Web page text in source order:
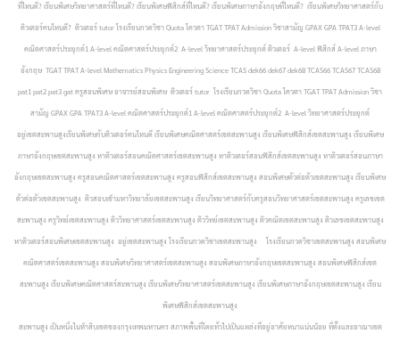
ที่ไหนดี? เรียนพิเศษวิทยาศาสตร์ที่ไหนดี? เรียนพิเศษฟิสิกส์ที่ไหนดี? เรียนพิเศษภาษาอังกฤษที่ไหนดี? เรียนพิเศษวิทยาศาสตร์กับ
ติวเตอร์คนไหนดี? ติวเตอร์ tutor โรงเรียนกวดวิชา Quota โควตา TGAT TPAT Admission วิชาสามัญ GPAX GPA TPAT3 A-level
คณิตศาสตร์ประยุกต์1 A-level คณิตศาสตร์ประยุกต์2 A-level วิทยาศาสตร์ประยุกต์ ติวเตอร์ A-level ฟิสิกส์ A-level ภาษา
อังกฤษ TGAT TPAT A-level Mathematics Physics Engineering Science TCAS dek66 dek67 dek68 TCAS66 TCAS67 TCAS68
pat1 pat2 pat3 gat ครูสอนพิเศษ อาจารย์สอนพิเศษ ติวเตอร์ tutor โรงเรียนกวดวิชา Quota โควตา TGAT TPAT Admission วิชา
สามัญ GPAX GPA TPAT3 A-level คณิตศาสตร์ประยุกต์1 A-level คณิตศาสตร์ประยุกต์2 A-level วิทยาศาสตร์ประยุกต์
อยู่เขตสะพานสูงเรียนพิเศษกับติวเตอร์คนไหนดี เรียนพิเศษคณิตศาสตร์เขตสะพานสูง เรียนพิเศษฟิสิกส์เขตสะพานสูง เรียนพิเศษ
ภาษาอังกฤษเขตสะพานสูง หาติวเตอร์สอนคณิตศาสตร์เขตสะพานสูง หาติวเตอร์สอนฟิสิกส์เขตสะพานสูง หาติวเตอร์สอนภาษา
อังกฤษเขตสะพานสูง ครูสอนคณิตศาสตร์เขตสะพานสูง ครูสอนฟิสิกส์เขตสะพานสูง สอนพิเศษตัวต่อตัวเขตสะพานสูง เรียนพิเศษ
ตัวต่อตัวเขตสะพานสูง ติวสอบเข้ามหาวิทยาลัยเขตสะพานสูง เรียนวิทยาศาสตร์กับครูสอนวิทยาศาสตร์เขตสะพานสูง ครูเลขเขต
สะพานสูง ครูวิทย์เขตสะพานสูง ติววิทยาศาสตร์เขตสะพานสูง ติววิทย์เขตสะพานสูง ติวคณิตเขตสะพานสูง ติวเลขเขตสะพานสูง
หาติวเตอร์สอนพิเศษเขตสะพานสูง อยู่เขตสะพานสูง โรงเรียนกวดวิชาเขตสะพานสูง โรงเรียนกวดวิชาเขตสะพานสูง สอนพิเศษ
คณิตศาสตร์เขตสะพานสูง สอนพิเศษวิทยาศาสตร์เขตสะพานสูง สอนพิเศษภาษาอังกฤษเขตสะพานสูง สอนพิเศษฟิสิกส์เขต
สะพานสูง เรียนพิเศษคณิตศาสตร์สะพานสูง เรียนพิเศษวิทยาศาสตร์เขตสะพานสูง เรียนพิเศษภาษาอังกฤษเขตสะพานสูง เรียน
พิเศษฟิสิกส์เขตสะพานสูง
สะพานสูง เป็นหนึ่งในห้าสิบเขตของกรุงเทพมหานคร สภาพพื้นที่โดยทั่วไปเป็นแหล่งที่อยู่อาศัยหนาแน่นน้อย ที่ตั้งและอาณาเขต